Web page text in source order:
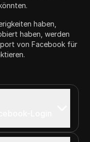
haben,
haben, werden
von Facebook für